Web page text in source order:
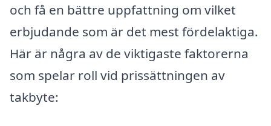
och få en bättre uppfattning om vilket
erbjudande som är det mest fördelaktiga.
Här är några av de viktigaste faktorerna
som spelar roll vid prissättningen av
takbyte: